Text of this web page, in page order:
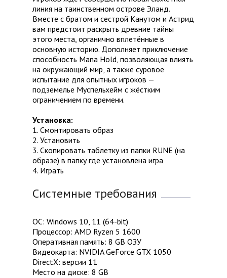
линия на таинственном острове Эланд.
Вместе с братом и сестрой Канутом и Астрид
вам предстоит раскрыть древние тайны
этого места, органично вплетённые в
основную историю. Дополняет приключение
способность Mana Hold, позволяющая влиять
на окружающий мир, а также суровое
испытание для опытных игроков —
подземелье Муспельхейм с жёстким
ограничением по времени.
Установка:
1. Смонтировать образ
2. Установить
3. Скопировать таблетку из папки RUNE (на
образе) в папку где установлена игра
4. Играть
Системные требования
ОС: Windows 10, 11 (64-bit)
Процессор: AMD Ryzen 5 1600
Оперативная память: 8 GB ОЗУ
Видеокарта: NVIDIA GeForce GTX 1050
DirectX: версии 11
Место на диске: 8 GB